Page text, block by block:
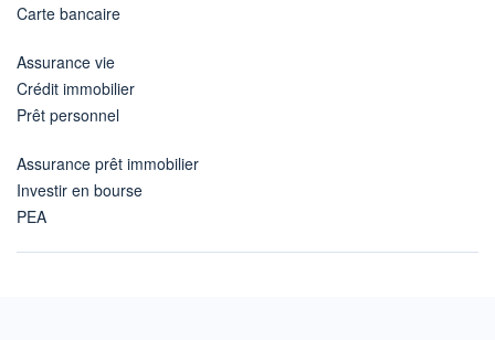
Carte bancaire
Assurance vie
Crédit immobilier
Prêt personnel
Assurance prêt immobilier
Investir en bourse
PEA